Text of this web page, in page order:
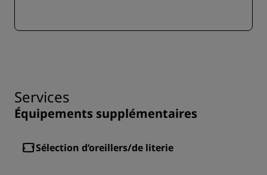
Services
Équipements supplémentaires
Sélection d’oreillers/de literie